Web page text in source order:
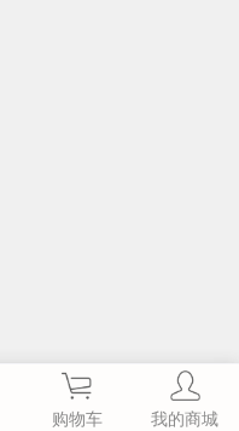
购物车 我的商城